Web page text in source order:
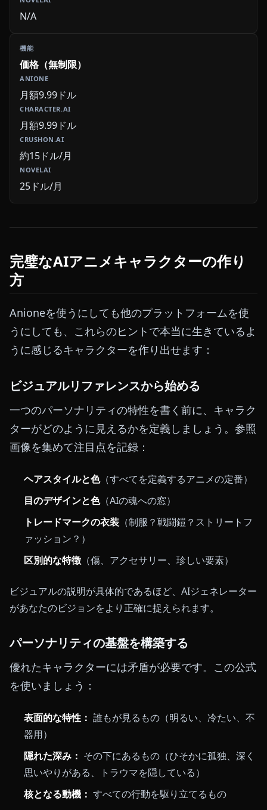
N/A
価格（無制限）
月額9.99ドル
月額9.99ドル
約15ドル/月
25ドル/月
完璧なAIアニメキャラクターの作り
方
Anioneを使うにしても他のプラットフォームを使
うにしても、これらのヒントで本当に生きているよ
うに感じるキャラクターを作り出せます：
ビジュアルリファレンスから始める
一つのパーソナリティの特性を書く前に、キャラク
ターがどのように見えるかを定義しましょう。参照
画像を集めて注目点を記録：
ヘアスタイルと色（すべてを定義するアニメの定番）
目のデザインと色（AIの魂への窓）
トレードマークの衣装 （制服？戦闘鎧？ストリートフ
ァッション？）
区別的な特徴 （傷、アクセサリー、珍しい要素）
ビジュアルの説明が具体的であるほど、AIジェネレーター
があなたのビジョンをより正確に捉えられます。
パーソナリティの基盤を構築する
優れたキャラクターには矛盾が必要です。この公式
を使いましょう：
表面的な特性： 誰もが見るもの（明るい、冷たい、不
器用）
隠れた深み： その下にあるもの（ひそかに孤独、深く
思いやりがある、トラウマを隠している）
核となる動機： すべての行動を駆り立てるもの